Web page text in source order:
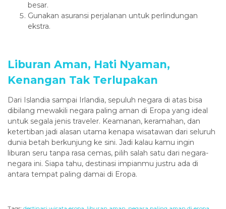
besar.
Gunakan asuransi perjalanan untuk perlindungan
ekstra.
Liburan Aman, Hati Nyaman,
Kenangan Tak Terlupakan
Dari Islandia sampai Irlandia, sepuluh negara di atas bisa
dibilang mewakili negara paling aman di Eropa yang ideal
untuk segala jenis traveler. Keamanan, keramahan, dan
ketertiban jadi alasan utama kenapa wisatawan dari seluruh
dunia betah berkunjung ke sini. Jadi kalau kamu ingin
liburan seru tanpa rasa cemas, pilih salah satu dari negara-
negara ini. Siapa tahu, destinasi impianmu justru ada di
antara tempat paling damai di Eropa.